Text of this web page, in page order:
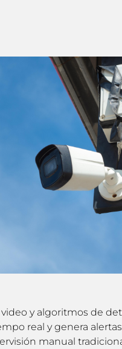
y algoritmos de
real y genera
manual